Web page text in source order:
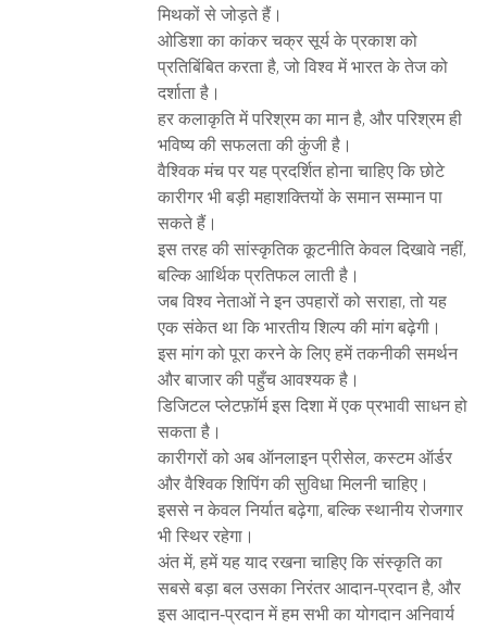
मिथकों से जोड़ते हैं।
ओडिशा का कांकर चक्र सूर्य के प्रकाश को
प्रतिबिंबित करता है, जो विश्व में भारत के तेज को
दर्शाता है।
हर कलाकृति में परिश्रम का मान है, और परिश्रम ही
भविष्य की सफलता की कुंजी है।
वैश्विक मंच पर यह प्रदर्शित होना चाहिए कि छोटे
कारीगर भी बड़ी महाशक्तियों के समान सम्मान पा
सकते हैं।
इस तरह की सांस्कृतिक कूटनीति केवल दिखावे नहीं,
बल्कि आर्थिक प्रतिफल लाती है।
जब विश्व नेताओं ने इन उपहारों को सराहा, तो यह
एक संकेत था कि भारतीय शिल्प की मांग बढ़ेगी।
इस मांग को पूरा करने के लिए हमें तकनीकी समर्थन
और बाजार की पहुँच आवश्यक है।
डिजिटल प्लेटफ़ॉर्म इस दिशा में एक प्रभावी साधन हो
सकता है।
कारीगरों को अब ऑनलाइन प्रीसेल, कस्टम ऑर्डर
और वैश्विक शिपिंग की सुविधा मिलनी चाहिए।
इससे न केवल निर्यात बढ़ेगा, बल्कि स्थानीय रोजगार
भी स्थिर रहेगा।
अंत में, हमें यह याद रखना चाहिए कि संस्कृति का
सबसे बड़ा बल उसका निरंतर आदान‑प्रदान है, और
इस आदान‑प्रदान में हम सभी का योगदान अनिवार्य